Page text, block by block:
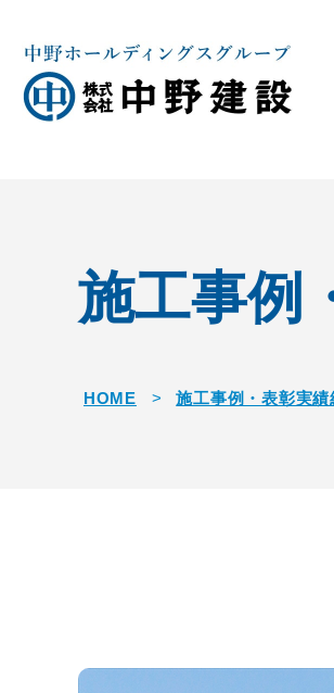
施工事例
HOME > 施工事例・表彰実績